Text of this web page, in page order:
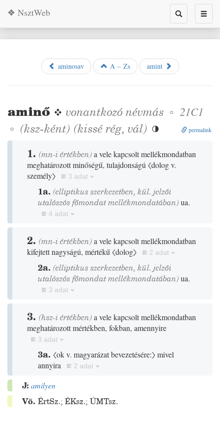
Toggle
search
❖ NsztWeb
aminosav A – Zs amint
aminő ❖ vonantkozó névmás ◦ 21C1
◦ (ksz-ként) (kissérég, vál)  permalink
1. (mn-i értékben)a vele kapcsolt mellékmondatban
meghatározott minőségű, tulajdonságú 〈dolog v.
személy〉
3 adat
1a. (elliptikus szerkezetben, kül. jelzői
utalószós főmondat mellékmondatában)ua.
4 adat
2. (mn-i értékben)a vele kapcsolt mellékmondatban
kifejtett nagyságú, mértékű〈dolog〉 2 adat
2a. (elliptikus szerkezetben, kül. jelzői
utalószós főmondat mellékmondatában)ua.
3 adat
3. (hsz-i értékben)a vele kapcsolt mellékmondatban
meghatározott mértékben, fokban, amennyire
3 adat
3a. 〈ok v. magyarázat bevezetésére:〉mivel
annyira
2 adat
J: amilyen
Vö. ÉrtSz.; ÉKsz.; ÚMTsz.